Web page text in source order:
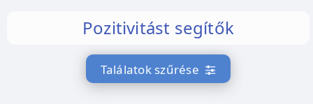
Pozitivitást segítők
Találatok szűrése